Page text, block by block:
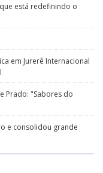
está redefinindo o
em Jurerê Internacional
Prado: "Sabores do
e consolidou grande